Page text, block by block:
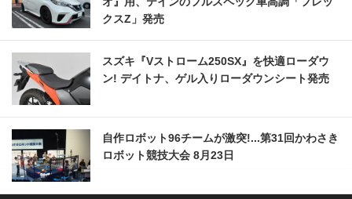
クスZ」発売
スズキ『Vストローム250SX』を快適ローダウ
ン! デイトナ、ゲル入りローダウンシート発売
自作ロボット96チームが激突!...第31回かわさき
ロボット競技大会 8月23日